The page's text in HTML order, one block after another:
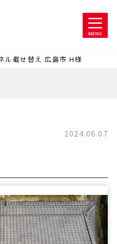
ル載せ替え 広島市 H様
2024.06.07